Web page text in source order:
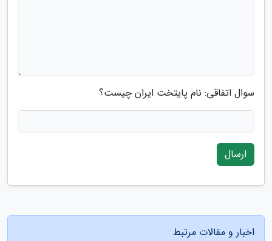
سوال اتفاقی: نام پایتخت ایران چیست؟
ارسال
اخبار و مقالات مرتبط